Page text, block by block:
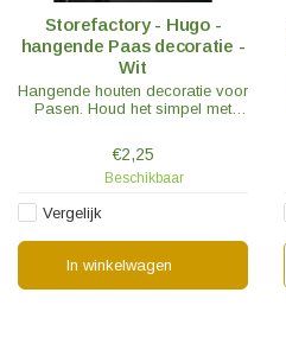
Storefactory - Hugo -
hangende Paas decoratie -
Wit
Hangende houten decoratie voor
Pasen. Houd het simpel met
met andere paas versieringen uit
onze selectie.
€2,25
Beschikbaar
Vergelijk
In winkelwagen